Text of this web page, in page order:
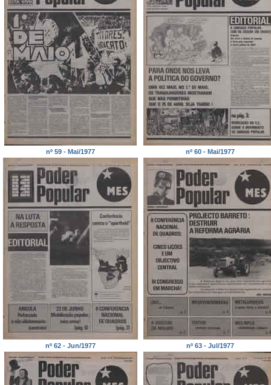
nº 59 - Mai/1977 nº 60 - Mai/1977
nº 62 - Jun/1977 nº 63 - Jul/1977